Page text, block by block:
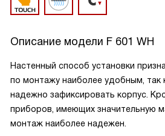
Описание модели F 601 WH
Настенный способ установки
по монтажу наиболее удобным, так
надежно зафиксировать корпус.
приборов, имеющих значительную
монтаж наиболее надежен.